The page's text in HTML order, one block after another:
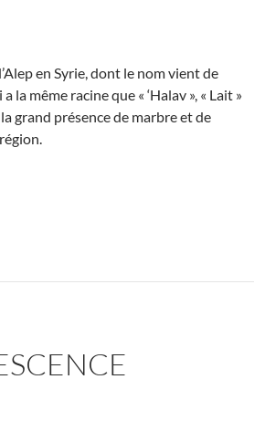
en Syrie, dont le nom vient de
la même racine que « ‘Halav », « Lait »
grand présence de marbre et de